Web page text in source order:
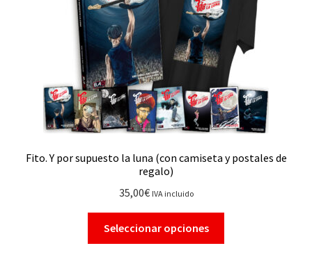
Fito. Y por supuesto la luna (con camiseta y postales de
regalo)
35,00€ IVA incluido
Seleccionar opciones